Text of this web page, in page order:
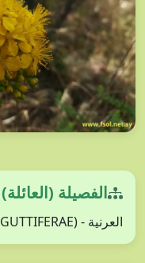
الفصيلة (العائلة)
العرنية - HYPERICACEAEA (GUTTIFERAE)